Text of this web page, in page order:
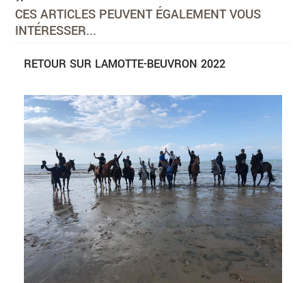
CES ARTICLES PEUVENT ÉGALEMENT VOUS
INTÉRESSER...
RETOUR SUR LAMOTTE-BEUVRON 2022